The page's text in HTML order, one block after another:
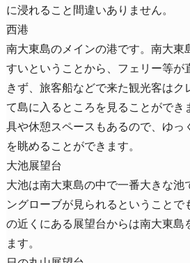
に浸れること間違いありません。
西港
南大東島のメインの港です。南大東
すいということから、フェリー等が
きず、旅客船などで来た観光客は
て島に入るところを見ることができ
具や休憩スペースもあるので、ゆっ
を眺めることができます。
大池展望台
大池は南大東島の中で一番大きな池
ングローブが見られるということ
の近くにある展望台からは南大東島
ます。